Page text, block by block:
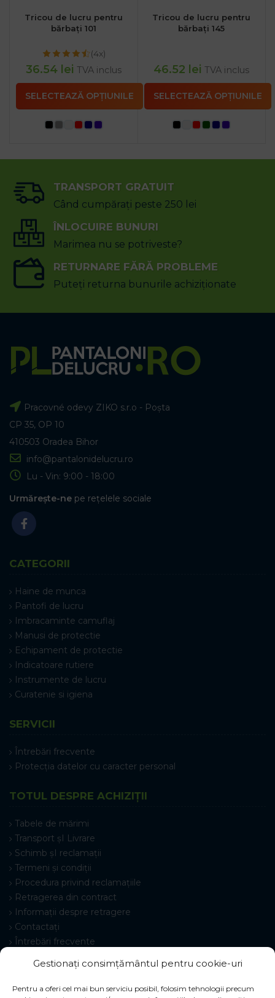
Gestionați consimțământul pentru cookie-uri
Pentru a oferi cel mai bun serviciu posibil, folosim tehnologii precum
Tricou de lucru pentru
bărbați 101
(4x)
36.54 lei TVA inclus
SELECTEAZĂ OPȚIUNILE
Tricou de lucru pentru
bărbați 145
46.52 lei TVA inclus
SELECTEAZĂ OPȚIUNILE
TRANSPORT GRATUIT
Când cumpărați peste 250 lei
ÎNLOCUIRE BUNURI
Marimea nu se potriveste?
RETURNARE FĂRĂ PROBLEME
Puteți returna bunurile achiziționate
Pracovné odevy ZIKO s.r.o - Poșta
CP 35, OP 10
410503 Oradea Bihor
info@pantalonidelucru.ro
Lu - Vin: 9:00 - 18:00
Urmărește-ne pe rețelele sociale
CATEGORII
Haine de munca
Pantofi de lucru
Imbracaminte camuflaj
Manusi de protectie
Echipament de protectie
Indicatoare rutiere
Instrumente de lucru
Curatenie si igiena
SERVICII
Întrebări frecvente
Protecția datelor cu caracter personal
TOTUL DESPRE ACHIZIȚII
Tabele de mărimi
Transport șI Livrare
Schimb șI reclamații
Termeni și condiții
Procedura privind reclamațiile
Retragerea din contract
Informații despre retragere
Contactați
Întrebări frecvente